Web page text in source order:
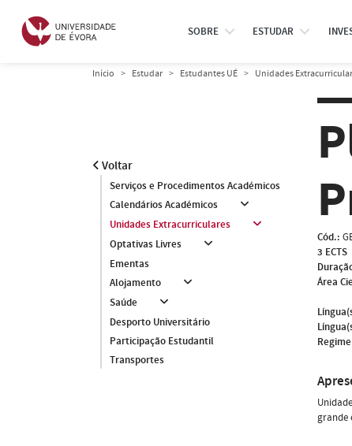
SOBRE ESTUDAR
Início Estudar Estudantes UÉ Unidades
Voltar
Serviços e Procedimentos Académicos
Calendários Académicos
Unidades Extracurriculares
Optativas Livres
Ementas
Alojamento
Saúde
Desporto Universitário
Participação Estudantil
Transportes
Cód.:
3 ECTS
Área
grande